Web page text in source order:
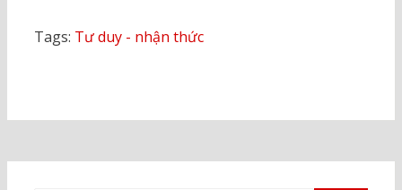
Tags: Tư duy - nhận thức